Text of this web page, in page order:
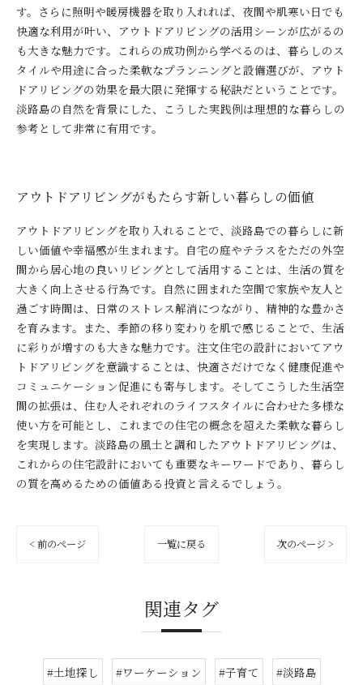
す。さらに照明や暖房機器を取り入れれば、夜間や肌寒い日でも
快適な利用が叶い、アウトドアリビングの活用シーンが広がるの
も大きな魅力です。これらの成功例から学べるのは、暮らしのス
タイルや用途に合った柔軟なプランニングと設備選びが、アウト
ドアリビングの効果を最大限に発揮する秘訣だということです。
淡路島の自然を背景にした、こうした実践例は理想的な暮らしの
参考として非常に有用です。
アウトドアリビングがもたらす新しい暮らしの価値
アウトドアリビングを取り入れることで、淡路島での暮らしに新
しい価値や幸福感が生まれます。自宅の庭やテラスをただの外空
間から居心地の良いリビングとして活用することは、生活の質を
大きく向上させる行為です。自然に囲まれた空間で家族や友人と
過ごす時間は、日常のストレス解消につながり、精神的な豊かさ
を育みます。また、季節の移り変わりを肌で感じることで、生活
に彩りが増すのも大きな魅力です。注文住宅の設計においてアウ
トドアリビングを意識することは、快適さだけでなく健康促進や
コミュニケーション促進にも寄与します。そしてこうした生活空
間の拡張は、住む人それぞれのライフスタイルに合わせた多様な
使い方を可能とし、これまでの住宅の概念を超えた柔軟な暮らし
を実現します。淡路島の風土と調和したアウトドアリビングは、
これからの住宅設計においても重要なキーワードであり、暮らし
の質を高めるための価値ある投資と言えるでしょう。
< 前のページ 一覧に戻る 次のページ >
関連タグ
#土地探し #ワーケーション #子育て
#淡路島